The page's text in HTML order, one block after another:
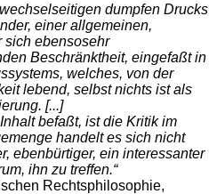
dumpfen Drucks
einer allgemeinen,
sich ebensosehr
Beschränktheit, eingefaßt in
welches, von der
lebend, selbst nichts ist als
[...]
befaßt, ist die Kritik im
handelt es sich nicht
ebenbürtiger, ein interessanter
ihn zu treffen.“
Rechtsphilosophie,